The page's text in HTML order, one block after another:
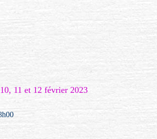
11 et 12 février 2023